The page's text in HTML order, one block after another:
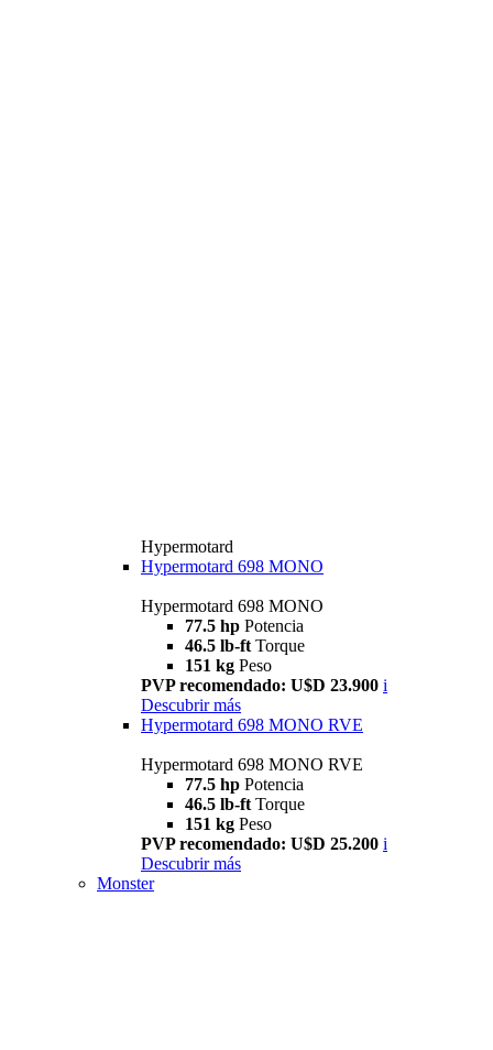
Hypermotard
Hypermotard 698 MONO
Hypermotard 698 MONO
77.5 hp Potencia
46.5 lb-ft Torque
151 kg Peso
PVP recomendado: U$D 23.900 i
Descubrir más
Hypermotard 698 MONO RVE
Hypermotard 698 MONO RVE
77.5 hp Potencia
46.5 lb-ft Torque
151 kg Peso
PVP recomendado: U$D 25.200 i
Descubrir más
Monster